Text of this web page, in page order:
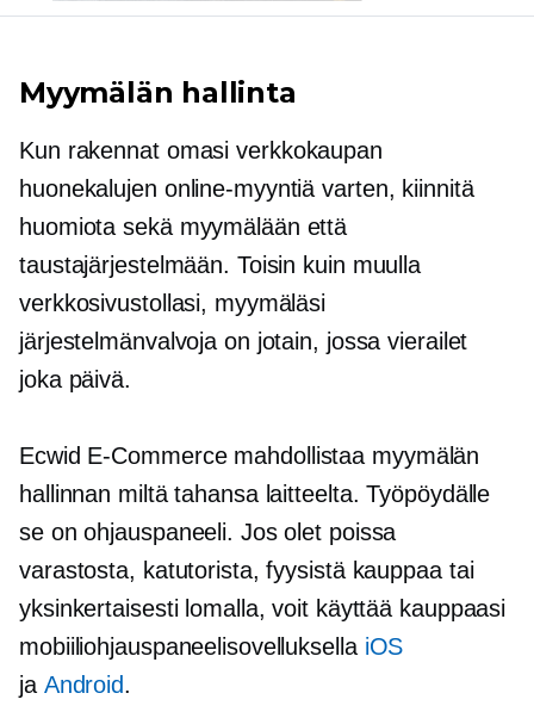
Myymälän hallinta
Kun rakennat omasiverkkokaupan
huonekalujen online-myyntiä varten, kiinnitä
huomiota sekä myymälään että
taustajärjestelmään. Toisin kuin muulla
verkkosivustollasi, myymäläsi
järjestelmänvalvoja on jotain, jossa vierailet
joka päivä.
Ecwid E-Commercemahdollistaa myymälän
hallinnan miltä tahansa laitteelta. Työpöydälle
se on ohjauspaneeli. Jos olet poissa
varastosta, katutorista, fyysistä kauppaa tai
yksinkertaisesti lomalla, voit käyttää kauppaasi
mobiiliohjauspaneelisovelluksella iOS
ja Android.